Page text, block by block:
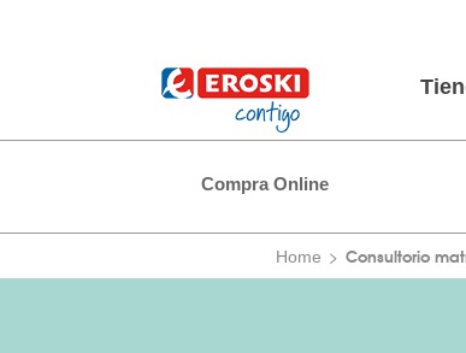
Compra Online
Home Consultorio